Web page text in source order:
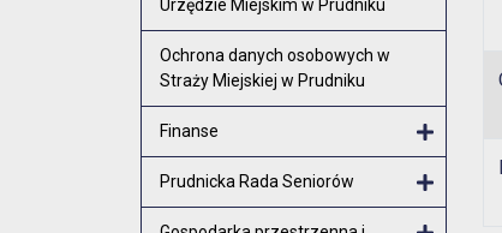
Urzędzie Miejskim w Prudniku
Ochrona danych osobowych w
Straży Miejskiej w Prudniku
Finanse
Otwórz
Prudnicka Rada Seniorów